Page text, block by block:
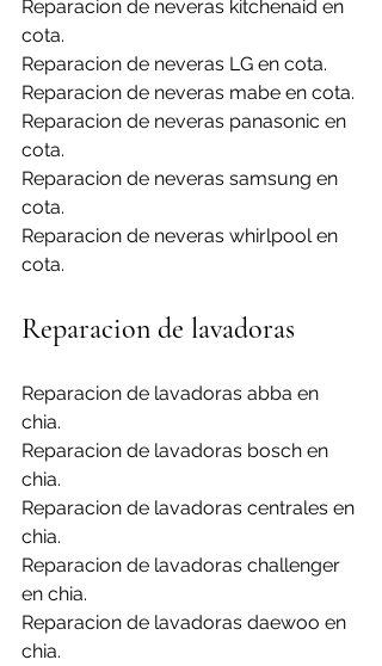
Reparacion de neveras kitchenaid en
cota.
Reparacion de neveras LG en cota.
Reparacion de neveras mabe en cota.
Reparacion de neveras panasonic en
cota.
Reparacion de neveras samsung en
cota.
Reparacion de neveras whirlpool en
cota.
Reparacion de lavadoras
Reparacion de lavadoras abba en
chia.
Reparacion de lavadoras bosch en
chia.
Reparacion de lavadoras centrales en
chia.
Reparacion de lavadoras challenger
en chia.
Reparacion de lavadoras daewoo en
chia.